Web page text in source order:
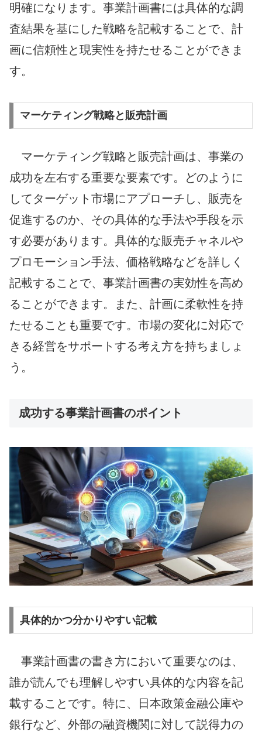
明確になります。事業計画書には具体的な調
査結果を基にした戦略を記載することで、計
画に信頼性と現実性を持たせることができま
す。
マーケティング戦略と販売計画
マーケティング戦略と販売計画は、事業の
成功を左右する重要な要素です。どのように
してターゲット市場にアプローチし、販売を
促進するのか、その具体的な手法や手段を示
す必要があります。具体的な販売チャネルや
プロモーション手法、価格戦略などを詳しく
記載することで、事業計画書の実効性を高め
ることができます。また、計画に柔軟性を持
たせることも重要です。市場の変化に対応で
きる経営をサポートする考え方を持ちましょ
う。
成功する事業計画書のポイント
具体的かつ分かりやすい記載
事業計画書の書き方において重要なのは、
誰が読んでも理解しやすい具体的な内容を記
載することです。特に、日本政策金融公庫や
銀行など、外部の融資機関に対して説得力の